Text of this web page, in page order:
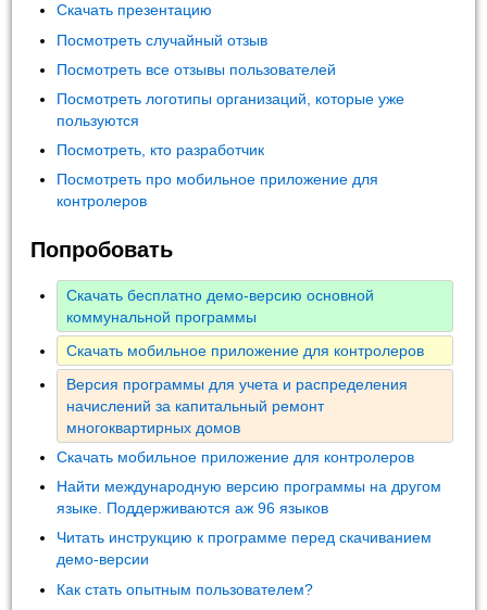
Скачать презентацию
Посмотреть случайный отзыв
Посмотреть все отзывы пользователей
Посмотреть логотипы организаций, которые уже
пользуются
Посмотреть, кто разработчик
Посмотреть про мобильное приложение для
контролеров
Попробовать
Скачать бесплатно демо-версию основной
коммунальной программы
Скачать мобильное приложение для контролеров
Версия программы для учета и распределения
начислений за капитальный ремонт
многоквартирных домов
Скачать мобильное приложение для контролеров
Найти международную версию программы на другом
языке. Поддерживаются аж 96 языков
Читать инструкцию к программе перед скачиванием
демо-версии
Как стать опытным пользователем?